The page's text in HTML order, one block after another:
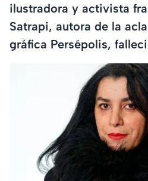
ilustradora y activista
Satrapi, autora de la
gráfica Persépolis,